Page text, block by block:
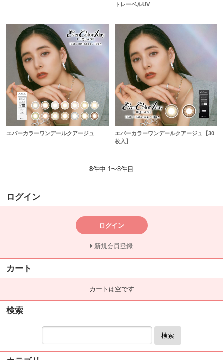
トレーベルUV
エバーカラーワンデールクアージュ
エバーカラーワンデールクアージュ【30
枚入】
8件中 1〜8件目
ログイン
ログイン
新規会員登録
カート
カートは空です
検索
検索